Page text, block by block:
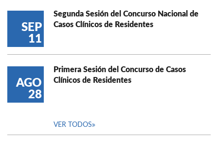
SEP
11
Segunda Sesión del Concurso Nacional de
Casos Clínicos de Residentes
AGO
28
Primera Sesión del Concurso de Casos
Clínicos de Residentes
VER TODOS